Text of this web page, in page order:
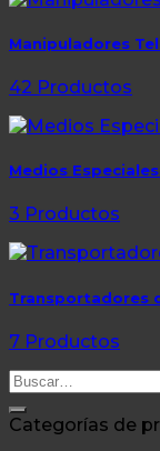
Manipuladores
42 Productos
Medios
3 Productos
Transportadores
7 Productos
Buscar
por:
Categorías de